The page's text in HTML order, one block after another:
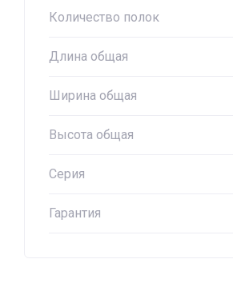
Количество полок
Длина общая
Ширина общая
Высота общая
Серия
Гарантия